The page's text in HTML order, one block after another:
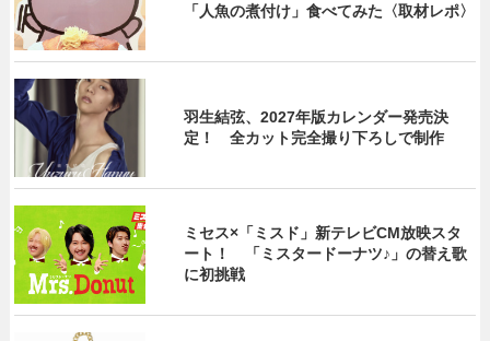
「人魚の煮付け」食べてみた〈取材レポ〉
羽生結弦、2027年版カレンダー発売決
定！ 全カット完全撮り下ろしで制作
ミセス×「ミスド」新テレビCM放映スタ
ート！ 「ミスタードーナツ♪」の替え歌
に初挑戦